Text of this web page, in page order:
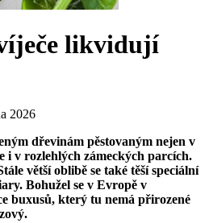
likvidují
2026
dřevinám pěstovaným nejen v
i v rozlehlých zámeckých parcích.
větší oblibě se také těší speciální
Bohužel se v Evropě v
buxusů, který tu nemá přirozené